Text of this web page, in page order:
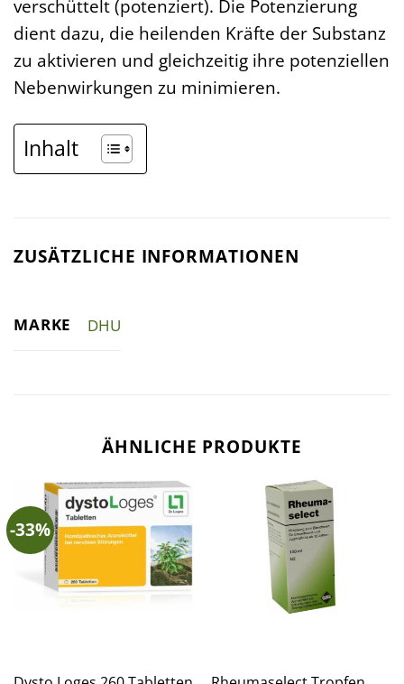
verschüttelt (potenziert). Die Potenzierung
dient dazu, die heilenden Kräfte der Substanz
zu aktivieren und gleichzeitig ihre potenziellen
Nebenwirkungen zu minimieren.
Inhalt
ZUSÄTZLICHE INFORMATIONEN
MARKE DHU
ÄHNLICHE PRODUKTE
-33%